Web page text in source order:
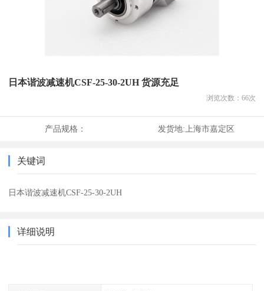
日本谐波减速机CSF-25-30-2UH 货源充足
浏览次数： 66次
产品规格： 发货地: 上海市嘉定区
关键词
日本谐波减速机CSF-25-30-2UH
详细说明